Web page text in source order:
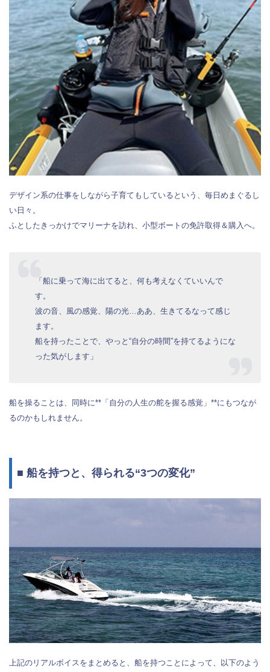
デザイン系の仕事をしながら子育てもしているという、毎日めまぐるし
い日々。
ふとしたきっかけでマリーナを訪れ、小型ボートの免許取得＆購入へ。
「船に乗って海に出てると、何も考えなくていいんで
す。
波の音、風の感覚、陽の光…ああ、生きてるなって感じ
ます。
船を持ったことで、やっと“自分の時間”を持てるようにな
った気がします」
船を操ることは、同時に**「自分の人生の舵を握る感覚」**にもつなが
るのかもしれません。
■ 船を持つと、得られる“3つの変化”
上記のリアルボイスをまとめると、船を持つことによって、以下のよう